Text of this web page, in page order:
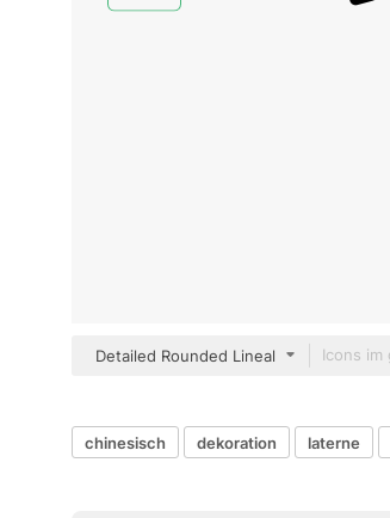
Detailed Rounded Lineal
chinesisch dekoration laterne